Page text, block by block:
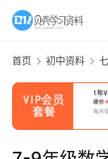
首页 初中资料